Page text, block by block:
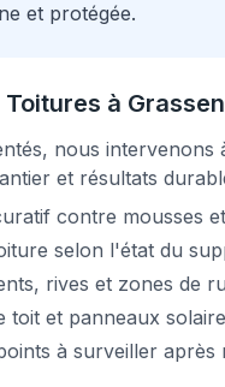
et protégée.
à
nous intervenons
et résultats
contre mousses
selon l'état du
rives et zones de
toit et panneaux
à surveiller après